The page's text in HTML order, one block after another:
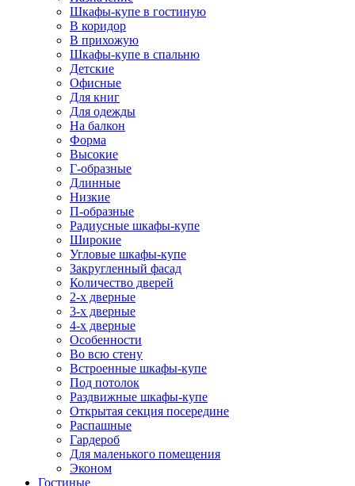
Шкафы-купе в гостиную
В коридор
В прихожую
Шкафы-купе в спальню
Детские
Офисные
Для книг
Для одежды
На балкон
Форма
Высокие
Г-образные
Длинные
Низкие
П-образные
Радиусные шкафы-купе
Широкие
Угловые шкафы-купе
Закругленный фасад
Количество дверей
2-х дверные
3-х дверные
4-х дверные
Особенности
Во всю стену
Встроенные шкафы-купе
Под потолок
Раздвижные шкафы-купе
Открытая секция посередине
Распашные
Гардероб
Для маленького помещения
Эконом
Гостиные